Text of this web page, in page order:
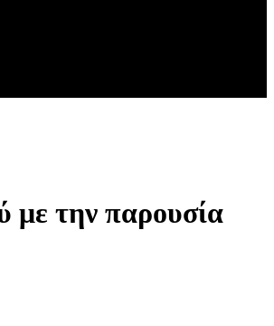
με την παρουσία